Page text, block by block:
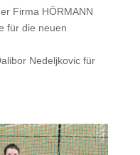
Firma HÖRMANN
für die neuen
Nedeljkovic für